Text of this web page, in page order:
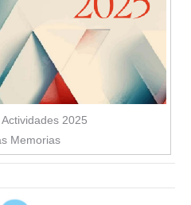
2025
Memorias